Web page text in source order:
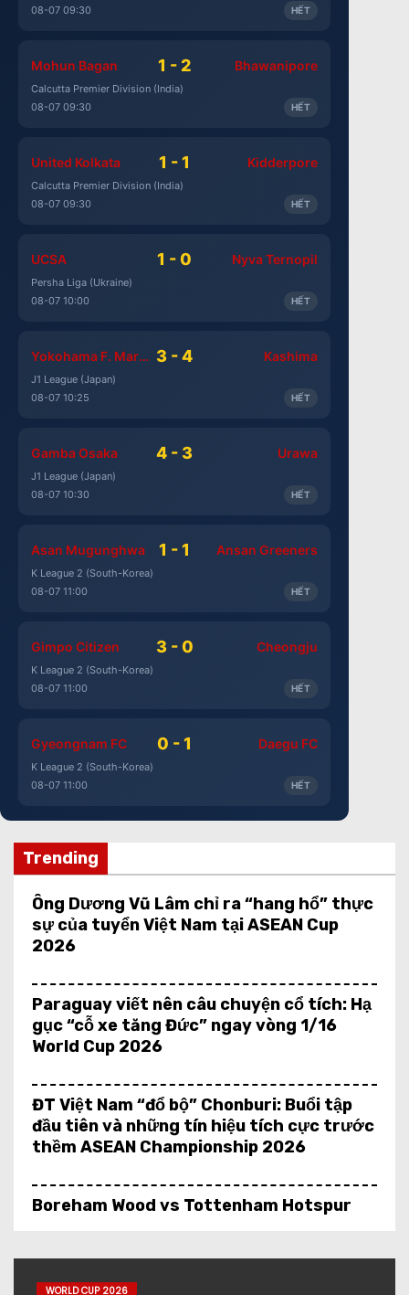
08-07 09:30
HẾT
Mohun Bagan 1 - 2 Bhawanipore
Calcutta Premier Division (India)
08-07 09:30
HẾT
United Kolkata 1 - 1 Kidderpore
Calcutta Premier Division (India)
08-07 09:30
HẾT
UCSA 1 - 0 Nyva Ternopil
Persha Liga (Ukraine)
08-07 10:00
HẾT
Yokohama F. Marinos 3 - 4 Kashima
J1 League (Japan)
08-07 10:25
HẾT
Gamba Osaka 4 - 3 Urawa
J1 League (Japan)
08-07 10:30
HẾT
Asan Mugunghwa 1 - 1 Ansan Greeners
K League 2 (South-Korea)
08-07 11:00
HẾT
Gimpo Citizen 3 - 0 Cheongju
K League 2 (South-Korea)
08-07 11:00
HẾT
Gyeongnam FC 0 - 1 Daegu FC
K League 2 (South-Korea)
08-07 11:00
HẾT
Trending
Ông Dương Vũ Lâm chỉ ra “hang hổ” thực
sự của tuyển Việt Nam tại ASEAN Cup
2026
Paraguay viết nên câu chuyện cổ tích: Hạ
gục “cỗ xe tăng Đức” ngay vòng 1/16
World Cup 2026
ĐT Việt Nam “đổ bộ” Chonburi: Buổi tập
đầu tiên và những tín hiệu tích cực trước
thềm ASEAN Championship 2026
Boreham Wood vs Tottenham Hotspur
WORLD CUP 2026